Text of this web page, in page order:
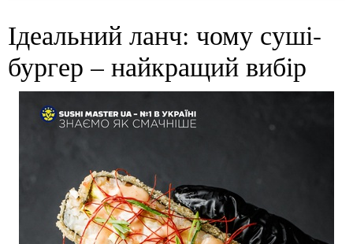
Ідеальний ланч: чому суші-
бургер – найкращий вибір